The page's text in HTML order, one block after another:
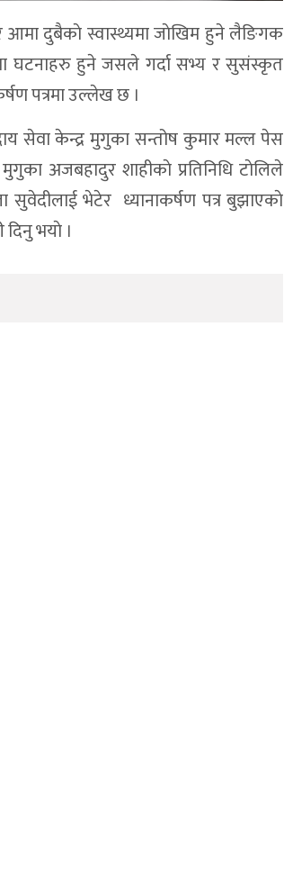
र आमा दुबैकाे स्वास्थ्यमा जाेखिम हुने लैङिगक
घटनाहरु हुने जसले गर्दा सभ्य र सुसंस्कृत
पत्रमा उल्लेख छ ।
सेवा केन्द्र मुगुका सन्तोष कुमार मल्ल पेस
अजबहादुर शाहीकाे प्रतिनिधि टाेलिले
भेटेर ध्यानाकर्षण पत्र बुझाएकाे
भयाे ।